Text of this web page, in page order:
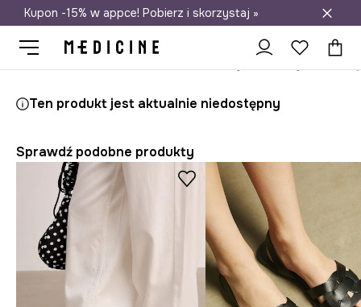
Darmowa dostawa do salonów
Kupon -15% w appce! Pobierz i skorzystaj »
Ten produkt jest aktualnie niedostępny
Sprawdź podobne produkty